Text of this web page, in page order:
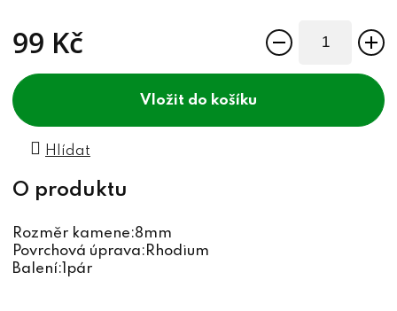
99 Kč
do košíku
Hlídat
Rozměr kamene:8mm
Povrchová úprava:Rhodium
Balení:1pár